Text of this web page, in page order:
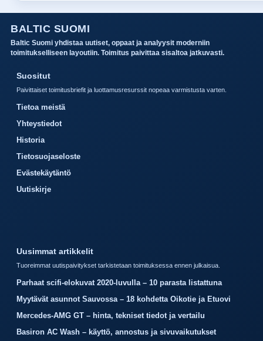
BALTIC SUOMI
Baltic Suomi yhdistaa uutiset, oppaat ja analyysit moderniin
toimitukselliseen layoutiin. Toimitus paivittaa sisaltoa jatkuvasti.
Suositut
Paivittaiset toimitusbriefit ja luottamusresurssit nopeaa varmistusta varten.
Tietoa meistä
Yhteystiedot
Historia
Tietosuojaseloste
Evästekäytäntö
Uutiskirje
Uusimmat artikkelit
Tuoreimmat uutispaivitykset tarkistetaan toimituksessa ennen julkaisua.
Parhaat scifi-elokuvat 2020-luvulla – 10 parasta listattuna
Myytävät asunnot Sauvossa – 18 kohdetta Oikotie ja Etuovi
Mercedes-AMG GT – hinta, tekniset tiedot ja vertailu
Basiron AC Wash – käyttö, annostus ja sivuvaikutukset